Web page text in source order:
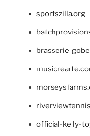
sportszilla.org
brasserie-
official-kelly-